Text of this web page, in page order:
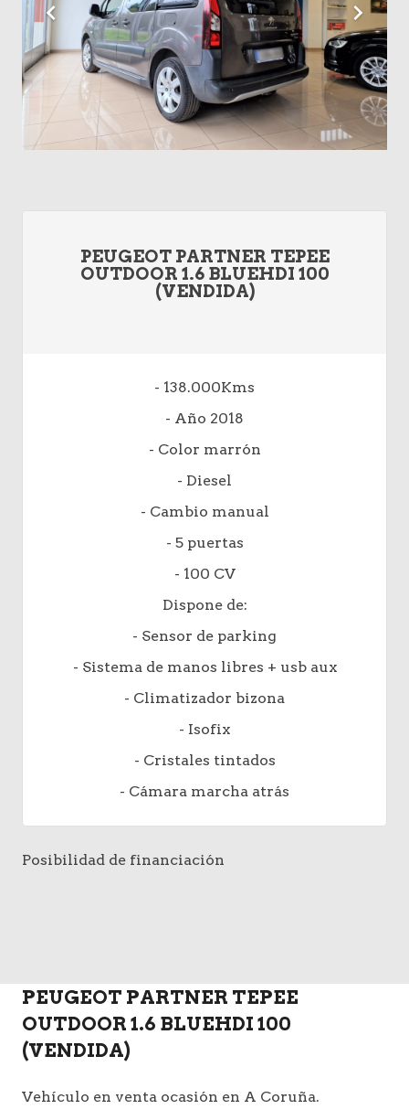
PEUGEOT PARTNER TEPEE
OUTDOOR 1.6 BLUEHDI 100
(VENDIDA)
- 138.000Kms
- Año 2018
- Color marrón
- Diesel
- Cambio manual
- 5 puertas
- 100 CV
Dispone de:
- Sensor de parking
- Sistema de manos libres + usb aux
- Climatizador bizona
- Isofix
- Cristales tintados
- Cámara marcha atrás
Posibilidad de financiación
PEUGEOT PARTNER TEPEE
OUTDOOR 1.6 BLUEHDI 100
(VENDIDA)
Vehículo en venta ocasión en A Coruña.